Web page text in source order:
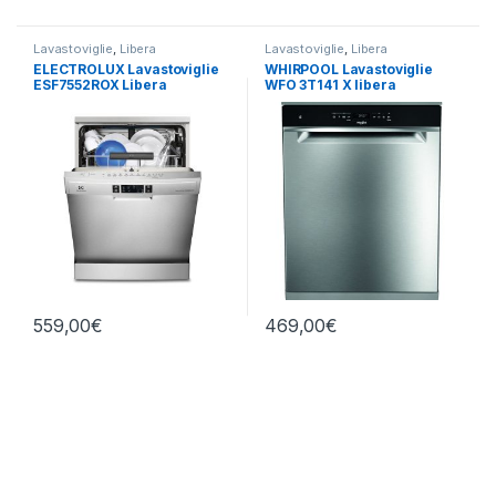
Lavastoviglie, Libera
Installazione
ELECTROLUX Lavastoviglie
ESF7552ROX Libera
559,00€
Lavastoviglie, Libera
Installazione , Whirlpool
WHIRPOOL Lavastoviglie
WFO 3T141 X libera
installazione
469,00€